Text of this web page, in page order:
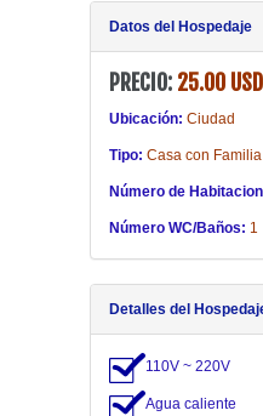
Datos del Hospedaje
PRECIO: 25.00
Ubicación: Ciudad
Tipo: Casa con Familia
Número de
Número WC/Baños: 1
Detalles del
110V ~ 220V
Agua caliente